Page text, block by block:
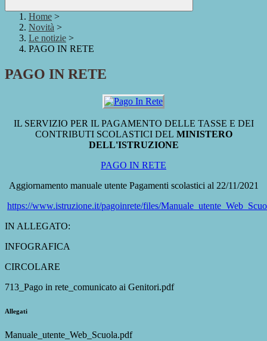
Home >
Novità >
Le notizie >
PAGO IN RETE
PAGO IN RETE
IL SERVIZIO PER IL PAGAMENTO DELLE TASSE E DEI
CONTRIBUTI SCOLASTICI DEL MINISTERO
DELL'ISTRUZIONE
PAGO IN RETE
Aggiornamento manuale utente Pagamenti scolastici al 22/11/2021
https://www.istruzione.it/pagoinrete/files/
IN ALLEGATO:
INFOGRAFICA
CIRCOLARE
713_Pago in rete_comunicato ai Genitori.pdf
Allegati
Manuale_utente_Web_Scuola.pdf